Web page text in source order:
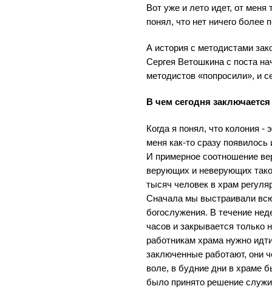
Вот уже и лето идет, от
понял, что нет ничего более
А история с методистами
Сергея Ветошкина с поста
методистов «попросили», и
В чем сегодня
Когда я понял, что колония -
меня как-то сразу
И примерное соотношение
верующих и неверующих
тысяч человек в храм
Сначала мы выстраивали
богослужения. В течение
часов и закрывается только
работникам храма нужно
заключенные работают, они
воле, в будние дни в храме
было принято решение